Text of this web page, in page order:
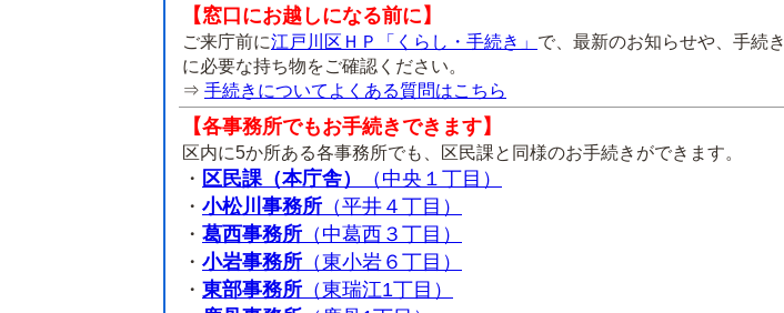
【窓口にお越しになる前に】
ご来庁前に江戸川区ＨＰ「くらし・手続き」 で、最新のお知らせや、手続き
に必要な持ち物をご確認ください。
⇒ 手続きについてよくある質問はこちら
【各事務所でもお手続きできます】
区内に5か所ある各事務所でも、区民課と同様のお手続きができます。
・ 区民課（本庁舎）
（中央１丁目）
・ 小松川事務所 （平井４丁目）
・ 葛西事務所 （中葛西３丁目）
・ 小岩事務所 （東小岩６丁目）
・ 東部事務所 （東瑞江1丁目）